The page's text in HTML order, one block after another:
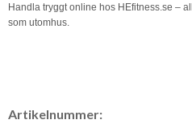
Handla tryggt online hos HEfitness.se –
som utomhus.
Artikelnummer: